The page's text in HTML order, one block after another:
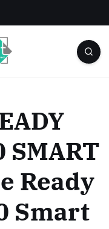
SMART
Ready
Smart